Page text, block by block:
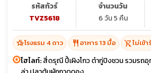
รหัสทัวร์
TVZ5618
จำนวนวัน
6 วัน 5 คืน
hotel_classโรงแรม 4 ดาว restaurant อาหาร 13 มื้อ shopping_cart_offไม่เข้
ไฮไลท์:สี่ดรุณี ปี้เผิงโกว ต๋ากู่ปิงชวน รวมรถอุ